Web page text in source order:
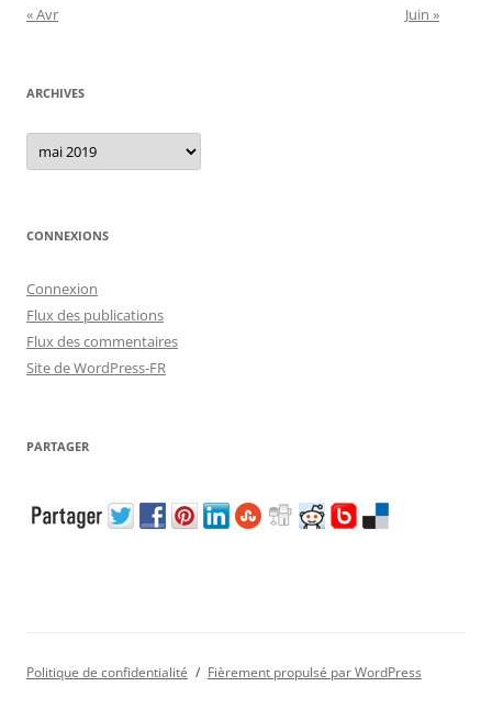
« Avr
Juin »
ARCHIVES
Archives
CONNEXIONS
Connexion
Flux des publications
Flux des commentaires
Site de WordPress-FR
PARTAGER
Politique de confidentialité Fièrement propulsé par WordPress